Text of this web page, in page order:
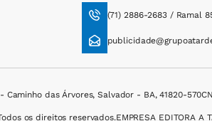
(71) 2886-2683 / Ramal
Caminho das Árvores, Salvador - BA, 41820-570
os direitos reservados.EMPRESA EDITORA A